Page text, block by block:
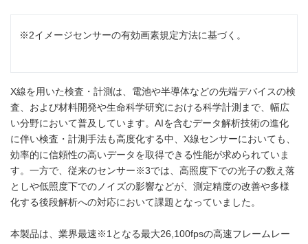
※2イメージセンサーの有効画素規定方法に基づく。
X線を用いた検査・計測は、電池や半導体などの先端デバイスの検
査、および材料開発や生命科学研究における科学計測まで、幅広
い分野において普及しています。AIを含むデータ解析技術の進化
に伴い検査・計測手法も高度化する中、X線センサーにおいても、
効率的に信頼性の高いデータを取得できる性能が求められていま
す。一方で、従来のセンサー※3では、高照度下での光子の数え落
としや低照度下でのノイズの影響などが、測定精度の改善や多様
化する後段解析への対応において課題となっていました。
本製品は、業界最速※1となる最大26,100fpsの高速フレームレー